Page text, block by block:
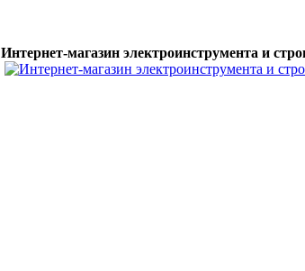
Интернет-магазин электроинструмента и